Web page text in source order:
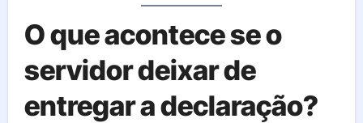
O que acontece se o
servidor deixar de
entregar a declaração?